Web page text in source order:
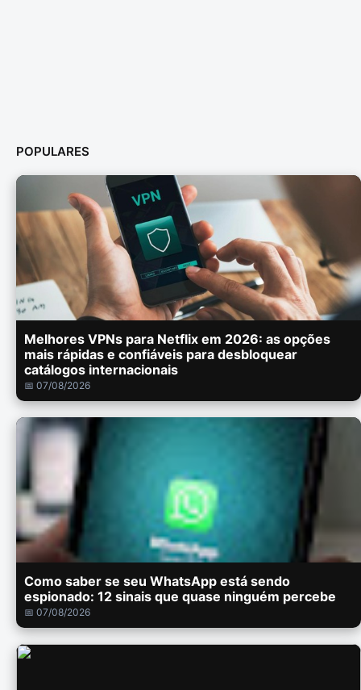
POPULARES
Melhores VPNs para Netflix em 2026: as opções
mais rápidas e confiáveis para desbloquear
catálogos internacionais
📅 07/08/2026
Como saber se seu WhatsApp está sendo
espionado: 12 sinais que quase ninguém percebe
📅 07/08/2026